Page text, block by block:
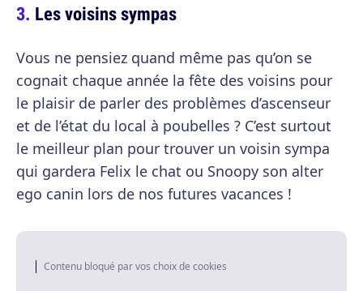
Les voisins sympas
Vous ne pensiez quand même pas qu’on se
cognait chaque année la fête des voisins pour
le plaisir de parler des problèmes d’ascenseur
et de l’état du local à poubelles ? C’est surtout
le meilleur plan pour trouver un voisin sympa
qui gardera Felix le chat ou Snoopy son alter
ego canin lors de nos futures vacances !
Contenu bloqué par vos choix de cookies